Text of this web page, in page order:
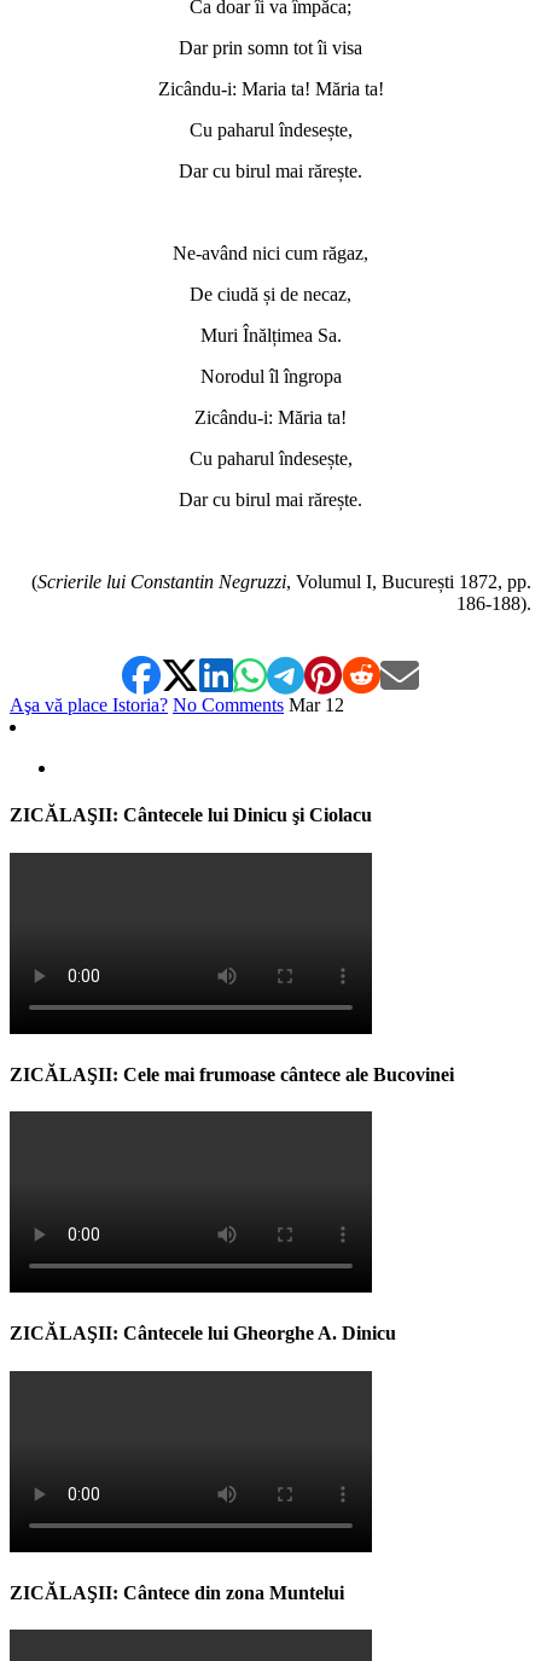
Ca doar îi va împăca;
Dar prin somn tot îi visa
Zicându-i: Maria ta! Măria ta!
Cu paharul îndesește,
Dar cu birul mai rărește.
Ne-având nici cum răgaz,
De ciudă și de necaz,
Muri Înălțimea Sa.
Norodul îl îngropa
Zicându-i: Măria ta!
Cu paharul îndesește,
Dar cu birul mai rărește.
(Scrierile lui Constantin Negruzzi, Volumul I, București 1872, pp.
186-188).
Aşa vă place Istoria? No Comments Mar 12
ZICĂLAŞII: Cântecele lui Dinicu şi Ciolacu
ZICĂLAŞII: Cele mai frumoase cântece ale Bucovinei
ZICĂLAŞII: Cântecele lui Gheorghe A. Dinicu
ZICĂLAŞII: Cântece din zona Muntelui